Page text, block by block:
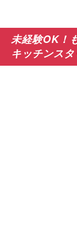
未経験OK！
キッチンス